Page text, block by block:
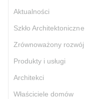
Aktualności
Szkło Architektoniczne
Zrównoważony rozwój
Produkty i usługi
Architekci
Właściciele domów